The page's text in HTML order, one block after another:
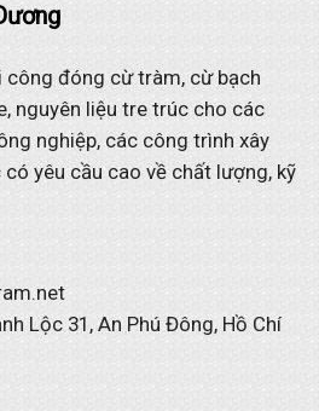
công đóng cừ tràm, cừ bạch
nguyên liệu tre trúc cho các
nghiệp, các công trình xây
yêu cầu cao về chất lượng, kỹ
Lộc 31, An Phú Đông, Hồ Chí